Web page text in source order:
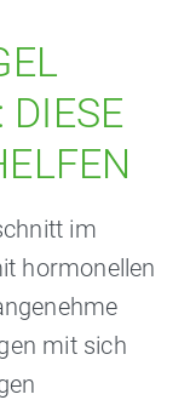
im
hormonellen
mit sich